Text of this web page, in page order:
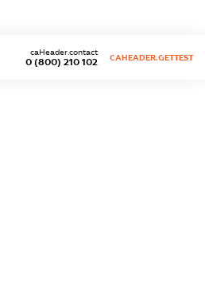
0 (800) 210 102
caHeader.contact
CAHEADER.GETTEST